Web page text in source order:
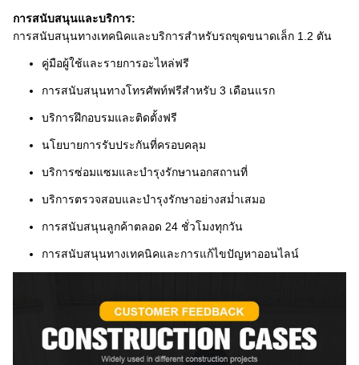
การสนับสนุนและบริการ:
การสนับสนุนทางเทคนิคและบริการสำหรับรถขุดขนาดเล็ก 1.2 ตัน
คู่มือผู้ใช้และรายการอะไหล่ฟรี
การสนับสนุนทางโทรศัพท์ฟรีสำหรับ 3 เดือนแรก
บริการฝึกอบรมและติดตั้งฟรี
นโยบายการรับประกันที่ครอบคลุม
บริการซ่อมแซมและบำรุงรักษานอกสถานที่
บริการตรวจสอบและบำรุงรักษาอย่างสม่ำเสมอ
การสนับสนุนลูกค้าตลอด 24 ชั่วโมงทุกวัน
การสนับสนุนทางเทคนิคและการแก้ไขปัญหาออนไลน์